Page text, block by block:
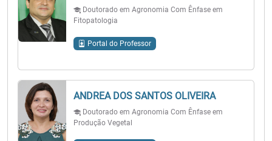
Doutorado em Agronomia Com Ênfase em
Fitopatologia
Portal do Professor
ANDREA DOS SANTOS OLIVEIRA
Doutorado em Agronomia Com Ênfase em
Produção Vegetal